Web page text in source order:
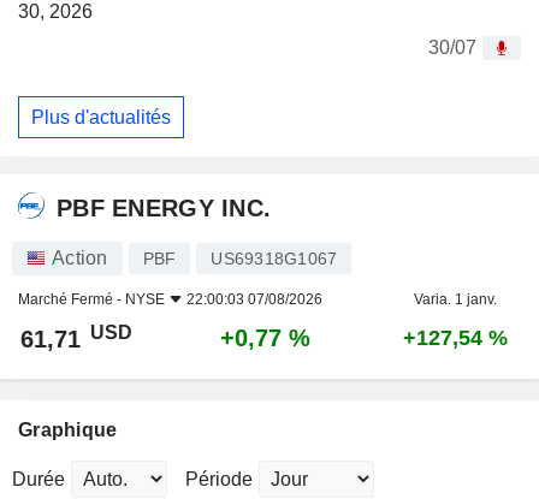
30, 2026
30/07
Plus d'actualités
PBF ENERGY INC.
Action PBF US69318G1067
Marché Fermé - NYSE 22:00:03 07/08/2026 Varia. 1 janv.
61,71 USD +0,77 % +127,54 %
Graphique
Durée Période